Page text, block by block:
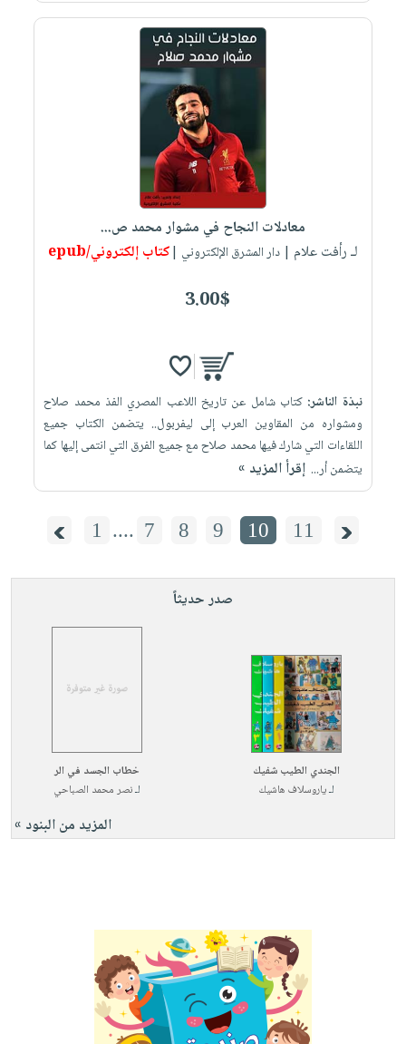
معادلات النجاح في مشوار محمد ص...
لـ رأفت علام | دار المشرق الإلكتروني |كتاب إلكتروني/epub
3.00$
نبذة الناشر:كتاب شامل عن تاريخ اللاعب المصري الفذ محمد صلاح
ومشواره من المقاوين العرب إلى ليفربول.. يتضمن الكتاب جميع
اللقاءات التي شارك فيها محمد صلاح مع جميع الفرق التي انتمى إليها كما
يتضمن أر... إقرأ المزيد »
1 .... 7 8 9 10 11
صدر حديثاً
الجندي الطيب شفيك
لـياروسلاف هاشيك
خطاب الجسد في الر
لـنصر محمد الصباحي
المزيد من البنود »